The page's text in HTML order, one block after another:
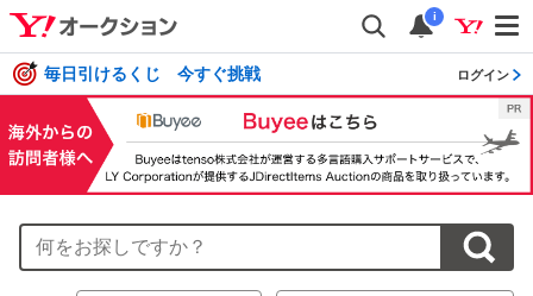
i
毎日引けるくじ 今すぐ挑戦 ログイン